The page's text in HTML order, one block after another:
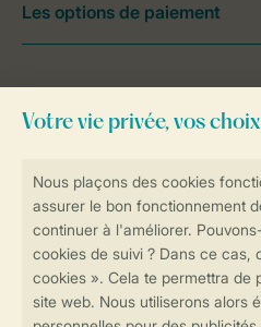
Réservations en ligne
contactez notreContact Center.
Les options de paiement